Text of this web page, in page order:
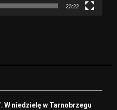
23:22
W niedzielę w Tarnobrzegu